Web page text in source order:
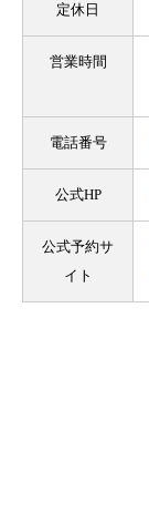
定休日
営業時間
電話番号
公式HP
公式予約サ
イト